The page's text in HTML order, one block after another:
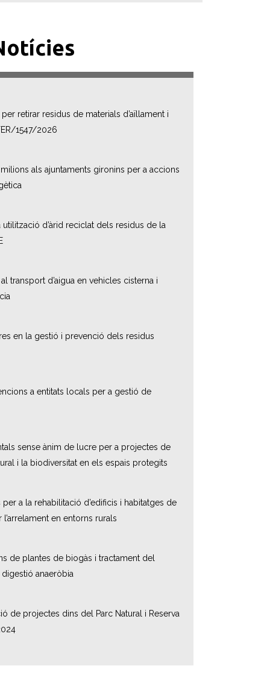
retirar residus de materials d’aïllament i
1547/2026
als ajuntaments gironins per a accions
utilització d’àrid reciclat dels residus de la
al transport d’aigua en vehicles cisterna i
en la gestió i prevenció dels residus
a entitats locals per a gestió de
sense ànim de lucre per a projectes de
i la biodiversitat en els espais protegits
a la rehabilitació d’edificis i habitatges de
en entorns rurals
de plantes de biogàs i tractament del
anaeròbia
de projectes dins del Parc Natural i Reserva